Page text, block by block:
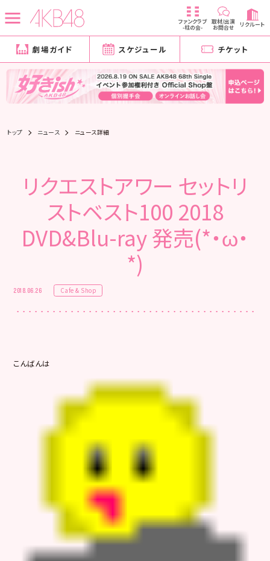
ファンクラブ
-柱の会-
取材/出演
お問合せ リクルート
劇場ガイド スケジュール チケット
トップ ニュース ニュース詳細
リクエストアワー セットリ
ストベスト100 2018
DVD&Blu-ray 発売(*・ω・
*)
2018.06.26 Cafe & Shop
こんばんは